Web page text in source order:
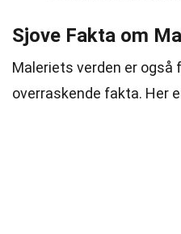
Sjove Fakta om
Maleriets verden er også
overraskende fakta. Her